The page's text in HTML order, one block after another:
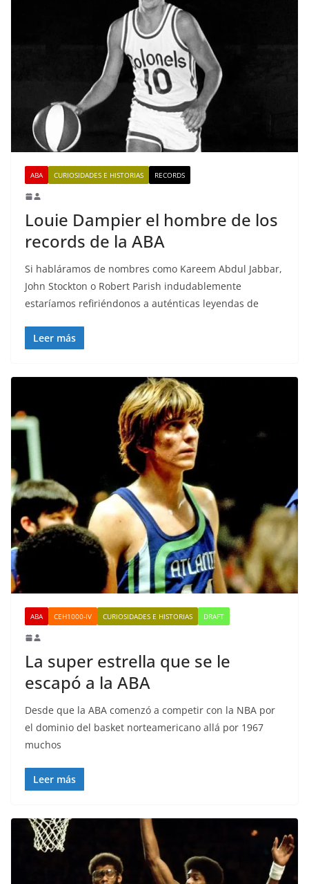
ABA CURIOSIDADES E HISTORIAS RECORDS
Louie Dampier el hombre de los
records de la ABA
Si habláramos de nombres como Kareem Abdul Jabbar,
John Stockton o Robert Parish indudablemente
estaríamos refiriéndonos a auténticas leyendas de
Leer más
ABA CEH1000-IV CURIOSIDADES E HISTORIAS DRAFT
La super estrella que se le
escapó a la ABA
Desde que la ABA comenzó a competir con la NBA por
el dominio del basket norteamericano allá por 1967
muchos
Leer más